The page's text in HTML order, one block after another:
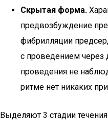
Скрытая форма.
предвозбуждение
фибрилляции
с проведением через
проведения не
ритме нет никаких
Выделяют 3 стадии